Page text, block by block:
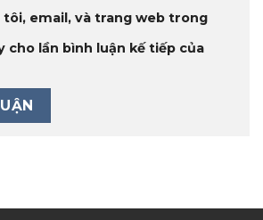
tôi, email, và trang web trong
cho lần bình luận kế tiếp của